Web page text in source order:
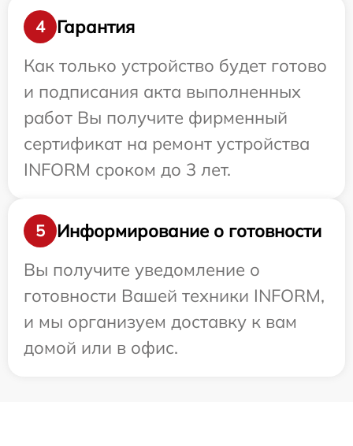
4
Гарантия
Как только устройство будет готово
и подписания акта выполненных
работ Вы получите фирменный
сертификат на ремонт устройства
INFORM сроком до 3 лет.
5
Информирование о готовности
Вы получите уведомление о
готовности Вашей техники INFORM,
и мы организуем доставку к вам
домой или в офис.